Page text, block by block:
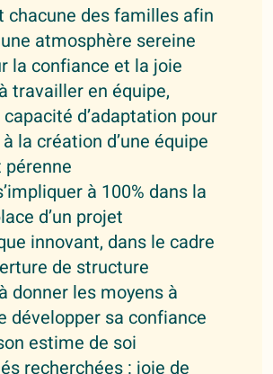
chacune des familles afin
atmosphère sereine
la confiance et la joie
travailler en équipe,
d’adaptation pour
la création d’une équipe
pérenne
à 100% dans la
d’un projet
innovant, dans le cadre
de structure
donner les moyens à
développer sa confiance
estime de soi
recherchées : joie de